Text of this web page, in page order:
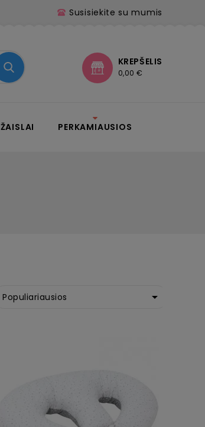
Susisiekite su mumis
KREPŠELIS
0,00 €
ŽAISLAI PERKAMIAUSIOS
Populiariausios 